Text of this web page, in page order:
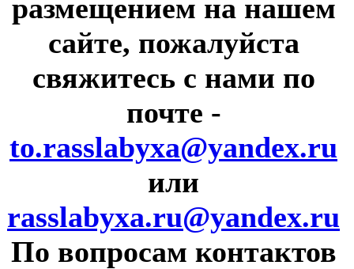
размещением на нашем
сайте, пожалуйста
свяжитесь с нами по
почте -
to.rasslabyxa@yandex.ru
или
rasslabyxa.ru@yandex.ru
По вопросам контактов